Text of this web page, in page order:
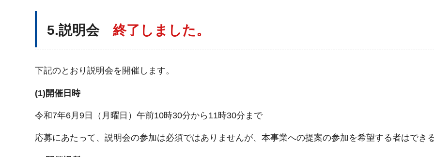
5.説明会 終了しました。
下記のとおり説明会を開催します。
(1)開催日時
令和7年6月9日（月曜日）午前10時30分から11時30分まで
応募にあたって、説明会の参加は必須ではありませんが、本事業への提案の参加を希望する者はでき